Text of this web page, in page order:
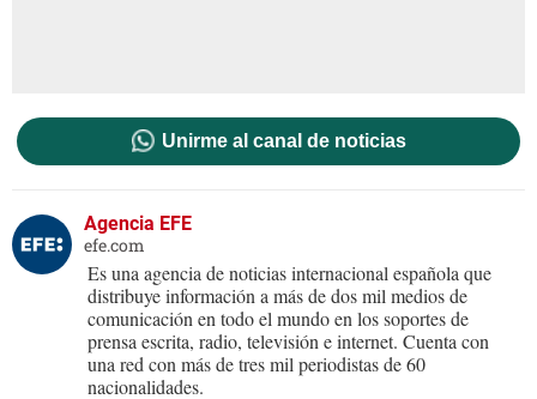
Unirme al canal de noticias
Agencia EFE
efe.com
Es una agencia de noticias internacional española que
distribuye información a más de dos mil medios de
comunicación en todo el mundo en los soportes de
prensa escrita, radio, televisión e internet. Cuenta con
una red con más de tres mil periodistas de 60
nacionalidades.